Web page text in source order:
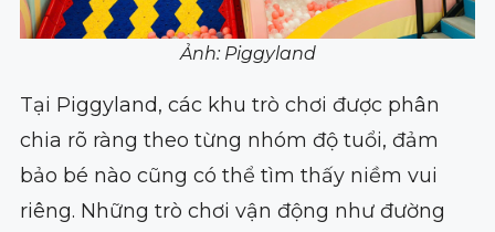
Ảnh: Piggyland
Tại Piggyland, các khu trò chơi được phân
chia rõ ràng theo từng nhóm độ tuổi, đảm
bảo bé nào cũng có thể tìm thấy niềm vui
riêng. Những trò chơi vận động như đường